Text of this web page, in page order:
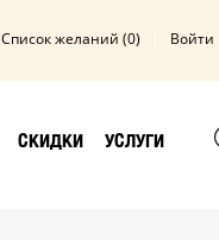
Список желаний (0) Войти
СКИДКИ УСЛУГИ